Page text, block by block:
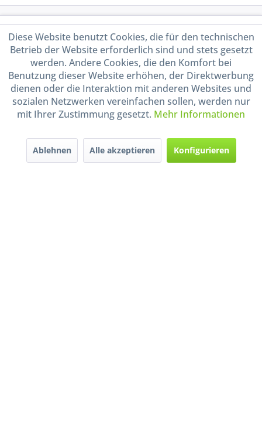
Shop Service
Informationen
Handel mit BIO-Weinen
durch DE-ÖKO-009
Diese Website benutzt Cookies, die für den technischen
Betrieb der Website erforderlich sind und stets gesetzt
werden. Andere Cookies, die den Komfort bei
Benutzung dieser Website erhöhen, der Direktwerbung
dienen oder die Interaktion mit anderen Websites und
sozialen Netzwerken vereinfachen sollen, werden nur
mit Ihrer Zustimmung gesetzt. Mehr Informationen
Ablehnen Alle akzeptieren Konfigurieren